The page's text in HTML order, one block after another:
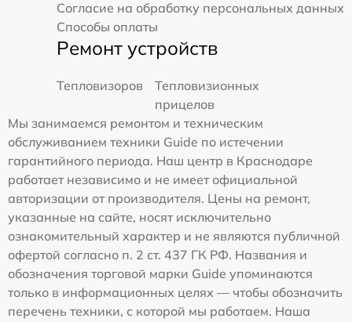
Согласие на обработку персональных данных
Способы оплаты
Ремонт устройств
Тепловизоров
Тепловизионных
прицелов
Мы занимаемся ремонтом и техническим
обслуживанием техники Guide по истечении
гарантийного периода. Наш центр в Краснодаре
работает независимо и не имеет официальной
авторизации от производителя. Цены на ремонт,
указанные на сайте, носят исключительно
ознакомительный характер и не являются публичной
офертой согласно п. 2 ст. 437 ГК РФ. Названия и
обозначения торговой марки Guide упоминаются
только в информационных целях — чтобы обозначить
перечень техники, с которой мы работаем. Наша